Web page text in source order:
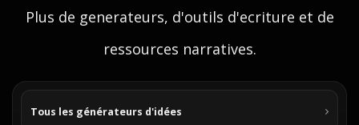
Plus de generateurs, d'outils d'ecriture et de
ressources narratives.
Tous les générateurs d'idées